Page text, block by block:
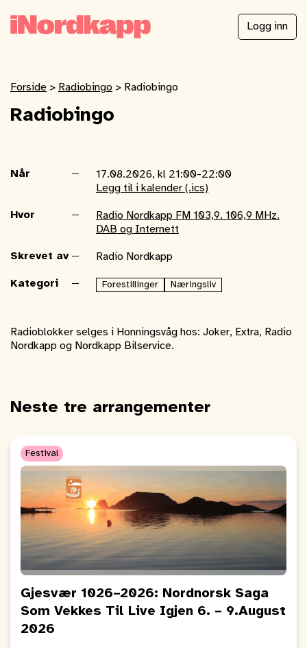
Logg inn
Forside > Radiobingo > Radiobingo
Radiobingo
Når
17.08.2026, kl 21:00-22:00
Legg til i kalender (.ics)
Hvor
Radio Nordkapp FM 103,9. 106,9 MHz.
DAB og Internett
Skrevet av Radio Nordkapp
Kategori Forestillinger Næringsliv
Radioblokker selges i Honningsvåg hos: Joker, Extra, Radio
Nordkapp og Nordkapp Bilservice.
Neste tre arrangementer
Festival
Gjesvær 1026–2026: Nordnorsk Saga
Som Vekkes Til Live Igjen 6. – 9.August
2026